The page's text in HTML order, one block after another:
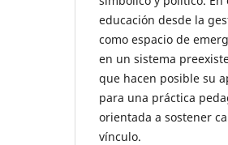
educación desde la
como espacio de
en un sistema
que hacen posible su
para una práctica
orientada a sostener
vínculo.